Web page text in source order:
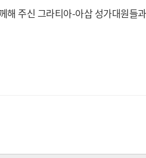
주신 그라티아-아삽 성가대원들